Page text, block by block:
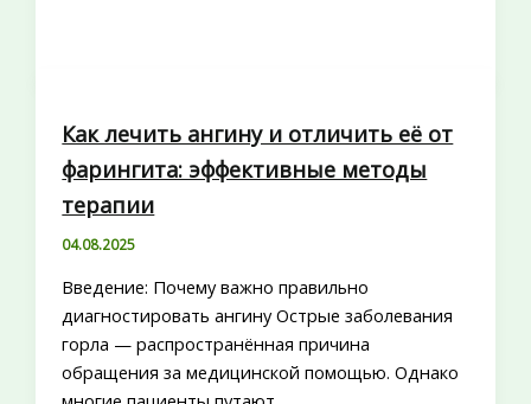
Как лечить ангину и отличить её от
фарингита: эффективные методы
терапии
04.08.2025
Введение: Почему важно правильно
диагностировать ангину Острые заболевания
горла — распространённая причина
обращения за медицинской помощью. Однако